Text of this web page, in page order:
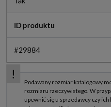
ID produktu
#29884